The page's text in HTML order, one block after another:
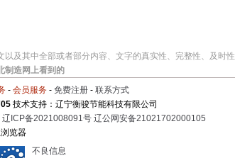
及其中全部或者部分内容、文字的真实性、完整性、及时性
制造网上看到的
- 会员服务 - 免费注册 - 联系方式
技术支持：辽宁衡骏节能科技有限公司
辽ICP备2021008091号 辽公网安备21021702000105
览器
不良信息